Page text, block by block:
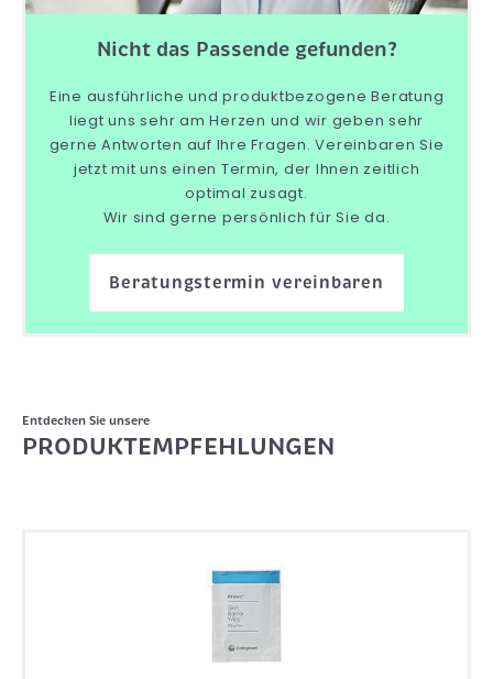
Nicht das Passende gefunden?
Eine ausführliche und produktbezogene Beratung
liegt uns sehr am Herzen und wir geben sehr
gerne Antworten auf Ihre Fragen. Vereinbaren Sie
jetzt mit uns einen Termin, der Ihnen zeitlich
optimal zusagt.
Wir sind gerne persönlich für Sie da.
Beratungstermin vereinbaren
Entdecken Sie unsere
PRODUKTEMPFEHLUNGEN